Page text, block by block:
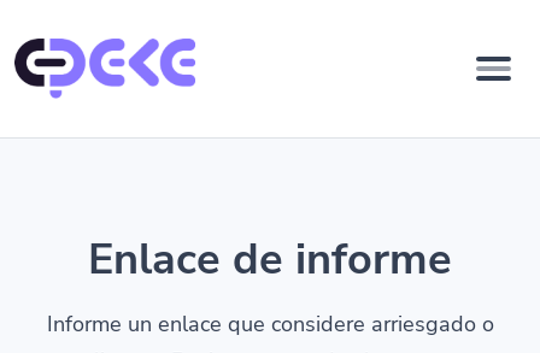
Enlace de informe
Informe un enlace que considere arriesgado o